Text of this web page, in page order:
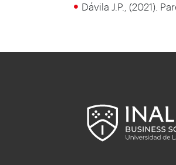
Dávila J.P., (2021).